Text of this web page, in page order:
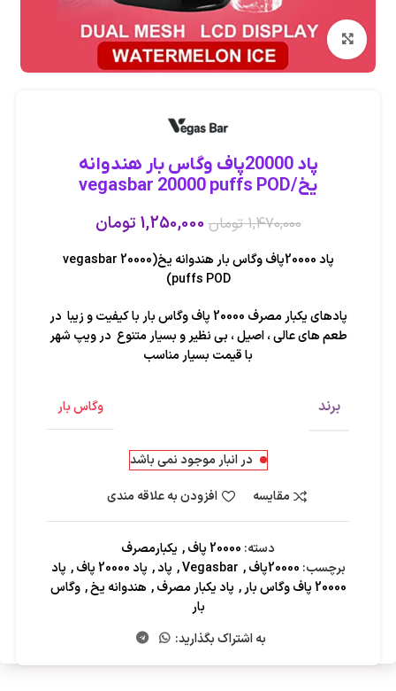
بزرگنمایی تصویر
پاد 20000پاف وگاس بار هندوانه
یخ/vegasbar 20000 puffs POD
1,470,000 تومان1,250,000 تومان
پاد 20000پاف وگاس بار هندوانه یخ(vegasbar 20000
puffs POD)
پادهای یکبار مصرف 20000 پاف وگاس بار با کیفیت و زیبا در
طعم های عالی ، اصیل ، بی نظیر و بسیار متنوع در ویپ شهر
با قیمت بسیار مناسب
برند وگاس بار
در انبار موجود نمی باشد
مقایسه
افزودن به علاقه مندی
دسته: 20000 پاف , یکبارمصرف
برچسب: 20000پاف ,
Vegasbar
, پاد, پاد 20000 پاف , پاد
20000 پاف وگاس بار
, پاد یکبار مصرف, هندوانه یخ, وگاس
بار
به اشتراک بگذارید: